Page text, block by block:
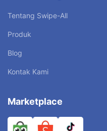
Tentang Swipe-All
Produk
Blog
Kontak Kami
Marketplace